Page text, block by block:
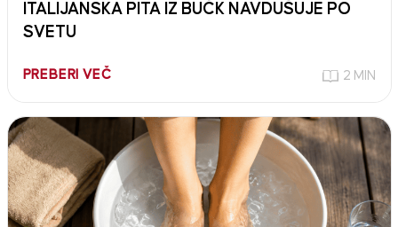
ITALIJANSKA PITA IZ BUČK NAVDUŠUJE PO
SVETU
PREBERI VEČ 2 MIN